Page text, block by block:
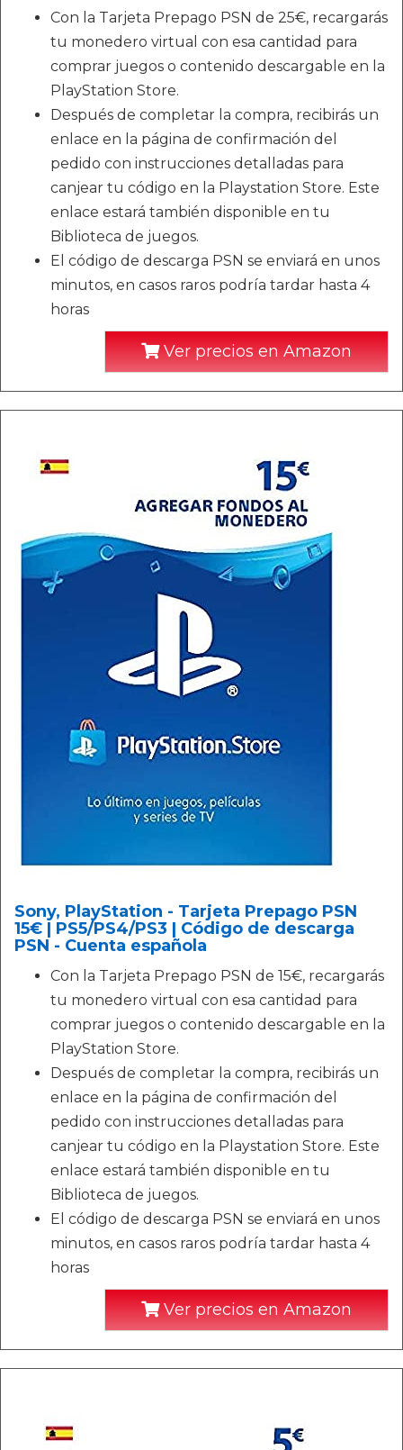
Con la Tarjeta Prepago PSN de 25€, recargarás
tu monedero virtual con esa cantidad para
comprar juegos o contenido descargable en la
PlayStation Store.
Después de completar la compra, recibirás un
enlace en la página de confirmación del
pedido con instrucciones detalladas para
canjear tu código en la Playstation Store. Este
enlace estará también disponible en tu
Biblioteca de juegos.
El código de descarga PSN se enviará en unos
minutos, en casos raros podría tardar hasta 4
horas
Ver precios en Amazon
Sony, PlayStation - Tarjeta Prepago PSN
15€ | PS5/PS4/PS3 | Código de descarga
PSN - Cuenta española
Con la Tarjeta Prepago PSN de 15€, recargarás
tu monedero virtual con esa cantidad para
comprar juegos o contenido descargable en la
PlayStation Store.
Después de completar la compra, recibirás un
enlace en la página de confirmación del
pedido con instrucciones detalladas para
canjear tu código en la Playstation Store. Este
enlace estará también disponible en tu
Biblioteca de juegos.
El código de descarga PSN se enviará en unos
minutos, en casos raros podría tardar hasta 4
horas
Ver precios en Amazon